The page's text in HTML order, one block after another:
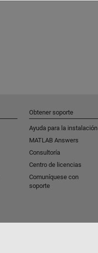
Obtener soporte
Ayuda para la instalación
MATLAB Answers
Consultoría
Centro de licencias
Comuníquese con
soporte